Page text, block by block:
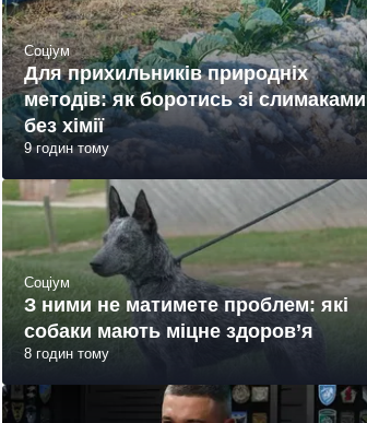
Соціум
Для прихильників природніх
методів: як боротись зі слимаками
без хімії
9 годин тому
Соціум
З ними не матимете проблем: які
собаки мають міцне здоров’я
8 годин тому